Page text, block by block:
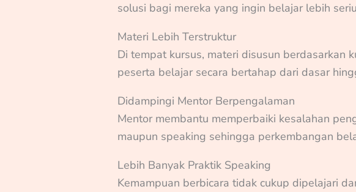
solusi bagi mereka yang ingin belajar lebih
Materi Lebih Terstruktur
Di tempat kursus, materi disusun berdasarkan
peserta belajar secara bertahap dari dasar
Didampingi Mentor Berpengalaman
Mentor membantu memperbaiki kesalahan
maupun speaking sehingga perkembangan
Lebih Banyak Praktik Speaking
Kemampuan berbicara tidak cukup dipelajari